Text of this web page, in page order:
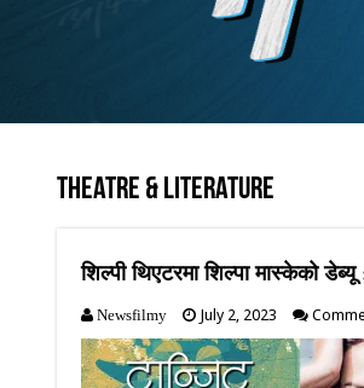
Theatre & Literature
शिल्पी थिएटरमा शिल्पा मास्केको डेब्यू
Newsfilmy July 2, 2023